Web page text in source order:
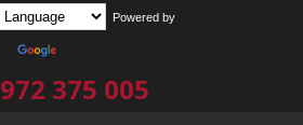
Powered by
972 375 005